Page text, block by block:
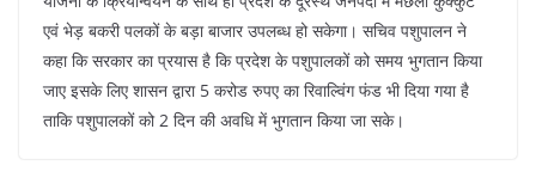
एवं भेड़ बकरी पलकों के बड़ा बाजार उपलब्ध हो सकेगा। सचिव पशुपालन ने
कहा कि सरकार का प्रयास है कि प्रदेश के पशुपालकों को समय भुगतान किया
जाए इसके लिए शासन द्वारा 5 करोड रुपए का रिवाल्विंग फंड भी दिया गया है
ताकि पशुपालकों को 2 दिन की अवधि में भुगतान किया जा सके।